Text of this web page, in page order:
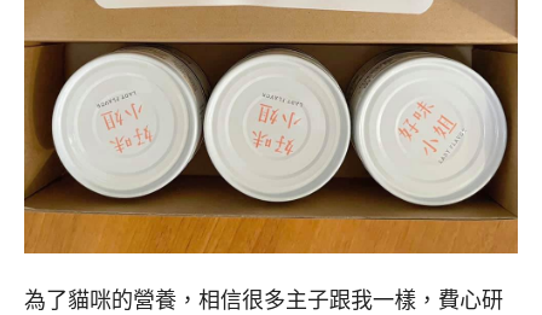
為了貓咪的營養，相信很多主子跟我一樣，費心研